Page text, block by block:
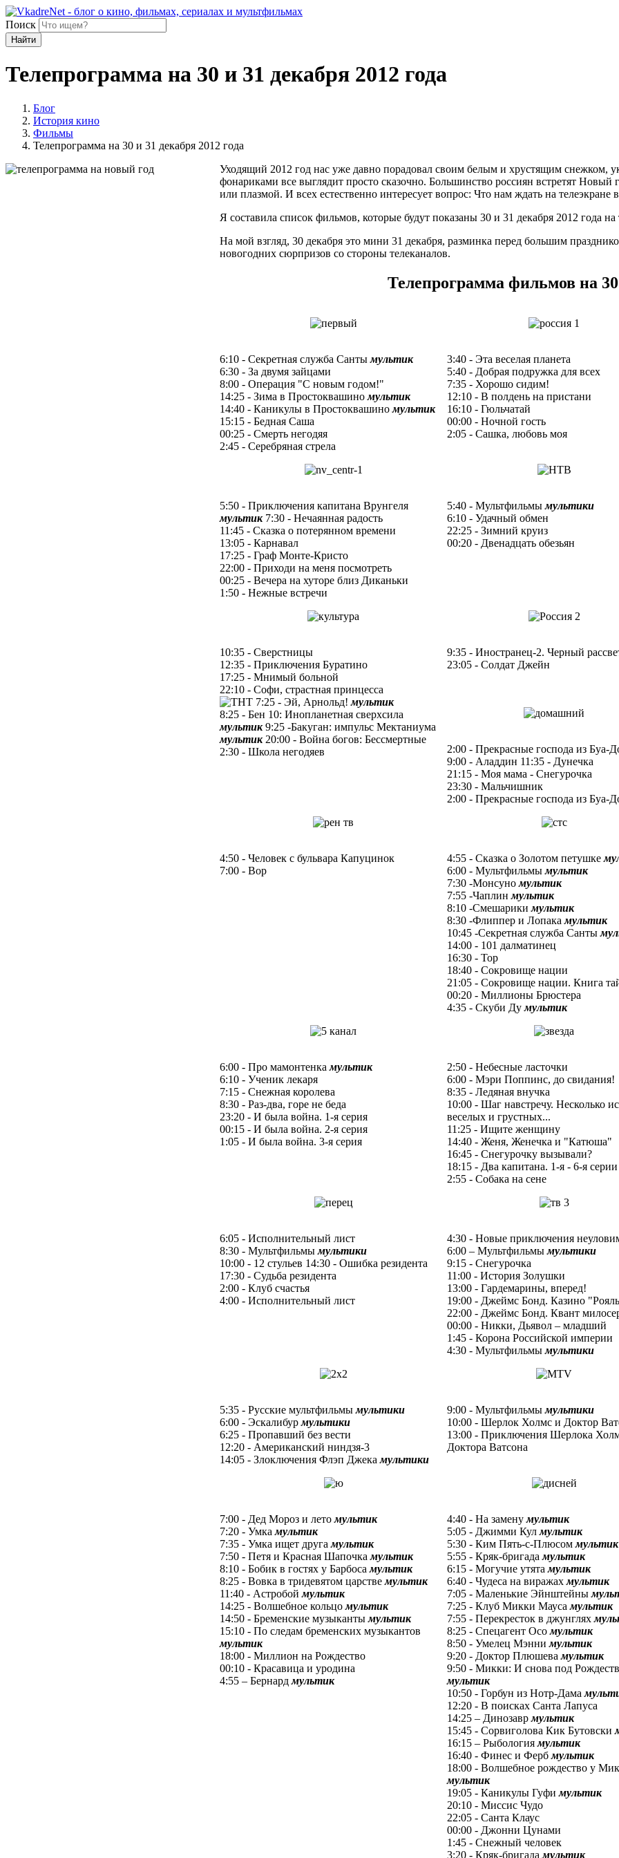
Поиск
Найти
Телепрограмма на 30 и 31 декабря 2012 года
Блог
История кино
Фильмы
Телепрограмма на 30 и 31 декабря 2012 года
Уходящий 2012 год нас уже давно порадовал своим белым и хрустящим снежком,
фонариками все выглядит просто сказочно. Большинство россиян встретят
или плазмой. И всех естественно интересует вопрос: Что нам ждать на
Я составила список фильмов, которые будут показаны 30 и 31 декабря 2012 года на
На мой взгляд, 30 декабря это мини 31 декабря, разминка перед большим
новогодних сюрпризов со стороны телеканалов.
Телепрограмма фильмов на 30
6:10 - Секретная служба Сантымультик
6:30 - За двумя зайцами
8:00 - Операция "С новым годом!"
14:25 - Зима в Простоквашиномультик
14:40 - Каникулы в Простоквашиномультик
15:15 - Бедная Саша
00:25 - Смерть негодяя
2:45 - Серебряная стрела
3:40 - Эта веселая планета
5:40 - Добрая подружка для всех
7:35 - Хорошо сидим!
12:10 - В полдень на пристани
16:10 - Гюльчатай
00:00 - Ночной гость
2:05 - Сашка, любовь моя
5:50 - Приключения капитана Врунгеля
мультик7:30 - Нечаянная радость
11:45 - Сказка о потерянном времени
13:05 - Карнавал
17:25 - Граф Монте-Кристо
22:00 - Приходи на меня посмотреть
00:25 - Вечера на хуторе близ Диканьки
1:50 - Нежные встречи
5:40 - Мультфильмымультики
6:10 - Удачный обмен
22:25 - Зимний круиз
00:20 - Двенадцать обезьян
10:35 - Сверстницы
12:35 - Приключения Буратино
17:25 - Мнимый больной
22:10 - Софи, страстная принцесса
9:35 - Иностранец-2. Черный
23:05 - Солдат Джейн
7:25 - Эй, Арнольд!мультик
8:25 - Бен 10: Инопланетная сверхсила
мультик9:25 -Бакуган: импульс Мектаниума
мультик20:00 - Война богов: Бессмертные
2:30 - Школа негодяев
2:00 - Прекрасные господа из Буа-
9:00 - Аладдин 11:35 - Дунечка
21:15 - Моя мама - Снегурочка
23:30 - Мальчишник
2:00 - Прекрасные господа из Буа-
4:50 - Человек с бульвара Капуцинок
7:00 - Вор
4:55 - Сказка о Золотом петушке
6:00 - Мультфильмымультик
7:30 -Монсуномультик
7:55 -Чаплинмультик
8:10 -Смешарикимультик
8:30 -Флиппер и Лопакамультик
10:45 -Секретная служба Санты
14:00 - 101 далматинец
16:30 - Тор
18:40 - Сокровище нации
21:05 - Сокровище нации. Книга
00:20 - Миллионы Брюстера
4:35 - Скуби Думультик
6:00 - Про мамонтенкамультик
6:10 - Ученик лекаря
7:15 - Снежная королева
8:30 - Раз-два, горе не беда
23:20 - И была война. 1-я серия
00:15 - И была война. 2-я серия
1:05 - И была война. 3-я серия
2:50 - Небесные ласточки
6:00 - Мэри Поппинс, до свидания!
8:35 - Ледяная внучка
10:00 - Шаг навстречу. Несколько
веселых и грустных...
11:25 - Ищите женщину
14:40 - Женя, Женечка и "Катюша"
16:45 - Снегурочку вызывали?
18:15 - Два капитана. 1-я - 6-я серии
2:55 - Собака на сене
6:05 - Исполнительный лист
8:30 - Мультфильмымультики
10:00 - 12 стульев 14:30 - Ошибка резидента
17:30 - Судьба резидента
2:00 - Клуб счастья
4:00 - Исполнительный лист
4:30 - Новые приключения
6:00 – Мультфильмымультики
9:15 - Снегурочка
11:00 - История Золушки
13:00 - Гардемарины, вперед!
19:00 - Джеймс Бонд. Казино
22:00 - Джеймс Бонд. Квант
00:00 - Никки, Дьявол – младший
1:45 - Корона Российской империи
4:30 - Мультфильмымультики
5:35 - Русские мультфильмымультики
6:00 - Эскалибурмультики
6:25 - Пропавший без вести
12:20 - Американский ниндзя-3
14:05 - Злоключения Флэп Джекамультики
9:00 - Мультфильмымультики
10:00 - Шерлок Холмс и Доктор
13:00 - Приключения Шерлока
Доктора Ватсона
7:00 - Дед Мороз и летомультик
7:20 - Умкамультик
7:35 - Умка ищет другамультик
7:50 - Петя и Красная Шапочкамультик
8:10 - Бобик в гостях у Барбосамультик
8:25 - Вовка в тридевятом царствемультик
11:40 - Астробой мультик
14:25 - Волшебное кольцомультик
14:50 - Бременские музыкантымультик
15:10 - По следам бременских музыкантов
мультик
18:00 - Миллион на Рождество
00:10 - Красавица и уродина
4:55 – Бернардмультик
4:40 - На заменумультик
5:05 - Джимми Кулмультик
5:30 - Ким Пять-с-Плюсоммультик
5:55 - Кряк-бригадамультик
6:15 - Могучие утятамультик
6:40 - Чудеса на виражахмультик
7:05 - Маленькие Эйнштейны
7:25 - Клуб Микки Маусамультик
7:55 - Перекресток в джунглях
8:25 - Спецагент Осомультик
8:50 - Умелец Мэннимультик
9:20 - Доктор Плюшевамультик
9:50 - Микки: И снова под
мультик
10:50 - Горбун из Нотр-Дама
12:20 - В поисках Санта Лапуса
14:25 – Динозаврмультик
15:45 - Сорвиголова Кик Бутовски
16:15 – Рыбологиямультик
16:40 - Финес и Фербмультик
18:00 - Волшебное рождество у
мультик
19:05 - Каникулы Гуфимультик
20:10 - Миссис Чудо
22:05 - Санта Клаус
00:00 - Джонни Цунами
1:45 - Снежный человек
3:20 - Кряк-бригадамультик